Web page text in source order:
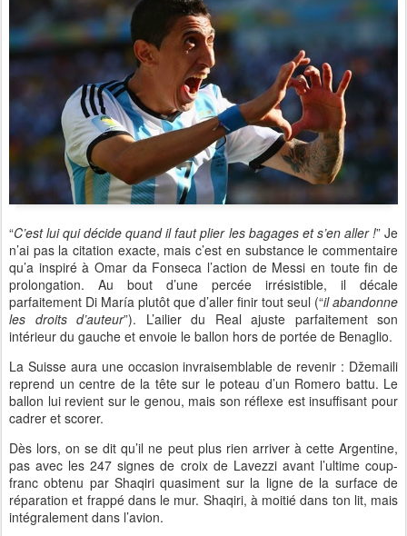
“C’est lui qui décide quand il faut plier les bagages et s’en aller !” Je
n’ai pas la citation exacte, mais c’est en substance le commentaire
qu’a inspiré à Omar da Fonseca l’action de Messi en toute fin de
prolongation. Au bout d’une percée irrésistible, il décale
parfaitement Di María plutôt que d’aller finir tout seul (“il abandonne
les droits d’auteur”). L’ailier du Real ajuste parfaitement son
intérieur du gauche et envoie le ballon hors de portée de Benaglio.
La Suisse aura une occasion invraisemblable de revenir : Džemaili
reprend un centre de la tête sur le poteau d’un Romero battu. Le
ballon lui revient sur le genou, mais son réflexe est insuffisant pour
cadrer et scorer.
Dès lors, on se dit qu’il ne peut plus rien arriver à cette Argentine,
pas avec les 247 signes de croix de Lavezzi avant l’ultime coup-
franc obtenu par Shaqiri quasiment sur la ligne de la surface de
réparation et frappé dans le mur. Shaqiri, à moitié dans ton lit, mais
intégralement dans l’avion.